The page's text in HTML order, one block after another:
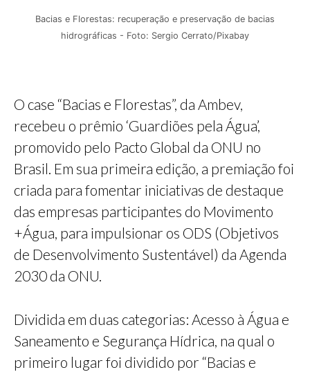
Bacias e Florestas: recuperação e preservação de bacias
hidrográficas - Foto: Sergio Cerrato/Pixabay
O case “Bacias e Florestas”, da Ambev,
recebeu o prêmio ‘Guardiões pela Água’,
promovido pelo Pacto Global da ONU no
Brasil. Em sua primeira edição, a premiação foi
criada para fomentar iniciativas de destaque
das empresas participantes do Movimento
+Água, para impulsionar os ODS (Objetivos
de Desenvolvimento Sustentável) da Agenda
2030 da ONU.
Dividida em duas categorias: Acesso à Água e
Saneamento e Segurança Hídrica, na qual o
primeiro lugar foi dividido por “Bacias e